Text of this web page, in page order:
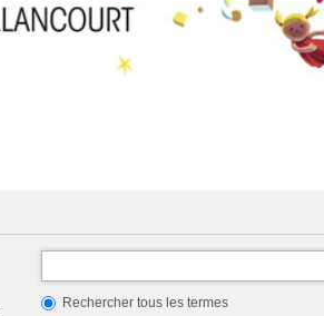
Rechercher tous les termes